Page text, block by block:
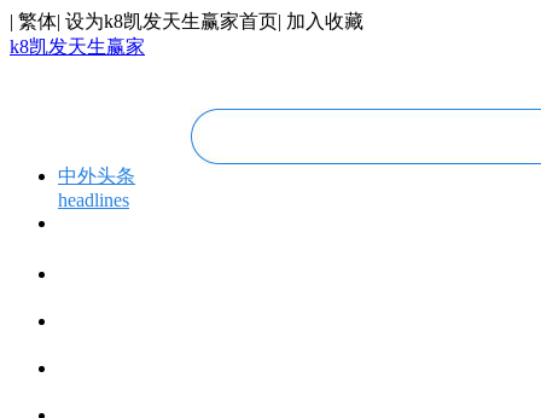
| 繁体| 设为k8凯发天生赢家首页| 加入收藏
k8凯发天生赢家
中外头条
headlines